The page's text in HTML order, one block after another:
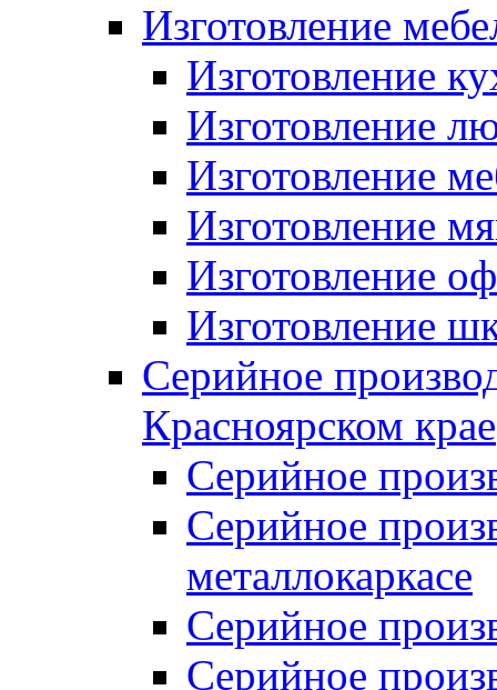
Изготовление
Изготовление
Изготовление
Изготовление
Изготовление
Изготовление
Изготовление
Серийное
Красноярском крае
Серийное
Серийное
металлокаркасе
Серийное
Серийное